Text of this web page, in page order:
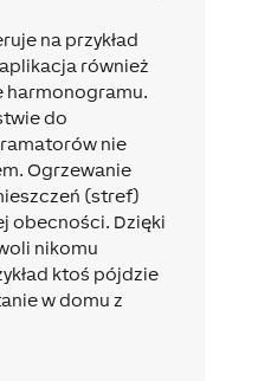
na przykład
również
harmonogramu.
do
nie
Ogrzewanie
(stref)
obecności. Dzięki
nikomu
ktoś pójdzie
w domu z